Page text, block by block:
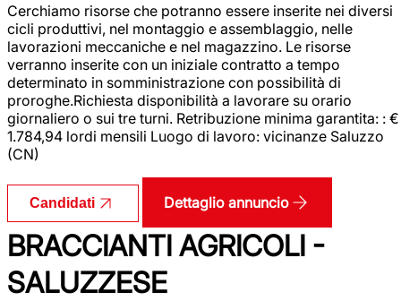
Cerchiamo risorse che potranno essere inserite nei diversi
cicli produttivi, nel montaggio e assemblaggio, nelle
lavorazioni meccaniche e nel magazzino. Le risorse
verranno inserite con un iniziale contratto a tempo
determinato in somministrazione con possibilità di
proroghe.Richiesta disponibilità a lavorare su orario
giornaliero o sui tre turni. Retribuzione minima garantita: : €
1.784,94 lordi mensili Luogo di lavoro: vicinanze Saluzzo
(CN)
Candidati Dettaglio annuncio
BRACCIANTI AGRICOLI -
SALUZZESE